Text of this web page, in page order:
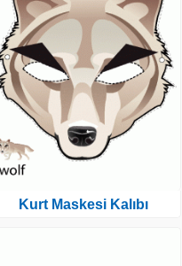
Kurt Maskesi Kalıbı